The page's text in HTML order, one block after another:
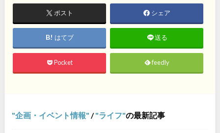
ポスト シェア
はてブ 送る
Pocket feedly
企画・イベント情報 / ライフ の最新記事